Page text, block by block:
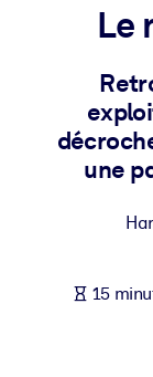
PAR SYSTÈME
Pour LMS/
Intégrez des
LMS/LXP
Pour les
Le
une
15